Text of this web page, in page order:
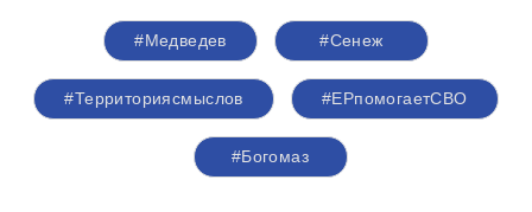
#Медведев #Сенеж
#Территориясмыслов #ЕРпомогаетСВО
#Богомаз